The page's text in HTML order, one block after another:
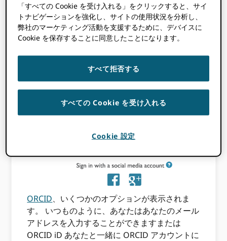
この投稿に含まれる情報は不正確である可
能性があります。
今日
か
にサ
イン
ORCID、いくつかのオプションが表示されま
す。 いつものように、あなたはあなたのメール
アドレスを入力することができますまたは
ORCID iD あなたと一緒に ORCID アカウントに
「すべての Cookie を受け入れる」をクリックすると、サイ
トナビゲーションを強化し、サイトの使用状況を分析し、
弊社のマーケティング活動を支援するために、デバイスに
Cookie を保存することに同意したことになります。
すべて拒否する
すべての Cookie を受け入れる
Cookie 設定